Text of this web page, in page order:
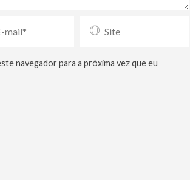
navegador para a próxima vez que eu